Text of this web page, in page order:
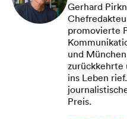
Gerhard
promovierte
und
zurückkehrte
ins Leben
Preis.